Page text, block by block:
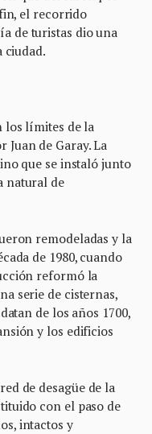
el recorrido
de turistas dio una
ciudad.
los límites de la
Juan de Garay. La
que se instaló junto
natural de
remodeladas y la
de 1980, cuando
reformó la
serie de cisternas,
de los años 1700,
y los edificios
de desagüe de la
con el paso de
intactos y